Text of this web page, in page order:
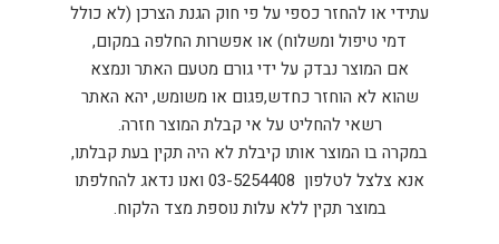
עתידי או להחזר כספי על פי חוק הגנת הצרכן (לא כולל
דמי טיפול ומשלוח) או אפשרות החלפה במקום,
אם המוצר נבדק על ידי גורם מטעם האתר ונמצא
שהוא לא הוחזר כחדש,פגום או משומש, יהא האתר
רשאי להחליט על אי קבלת המוצר חזרה.
במקרה בו המוצר אותו קיבלת לא היה תקין בעת קבלתו,
אנא צלצל לטלפון 03-5254408 ואנו נדאג להחלפתו
במוצר תקין ללא עלות נוספת מצד הלקוח.